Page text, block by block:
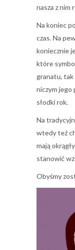
nasza z nim
Na koniec
czas. Na
koniecznie
które
granatu, tak
niczym jego
słodki rok.
Na
wtedy też
mają
stanowić
Obyśmy